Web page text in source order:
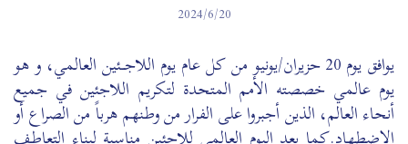
2024/6/20
يوافق يوم 20 حزيران/يونيو من كل عام يوم اللاجــئين العالمي، و هو
يوم عالمي خصصته الأمم المتحدة لتكريم اللاجئين في جميع
أنحاء العالم، الذين أجبروا على الفرار من وطنهم هرباً من الصراع أو